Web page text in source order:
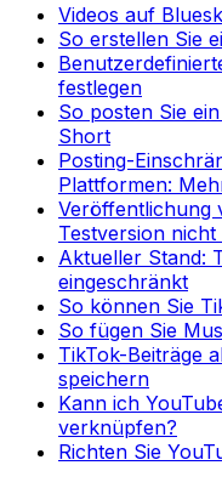
Videos auf
So erstellen Sie
festlegen
So posten Sie
Short
Posting-
Plattformen:
Veröffentlichung
Testversion
Aktueller Stand:
eingeschränkt
So können Sie
So fügen Sie
TikTok-Beiträge
speichern
Kann ich
verknüpfen?
Richten Sie